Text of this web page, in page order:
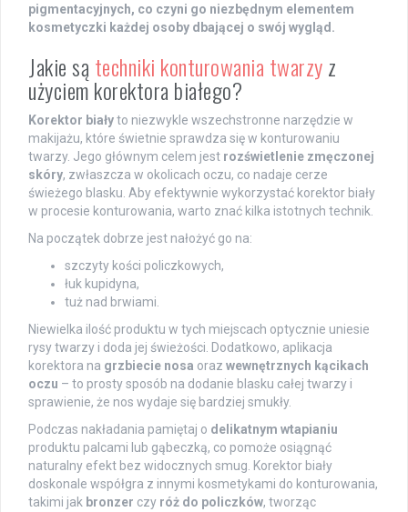
pigmentacyjnych, co czyni go niezbędnym elementem
kosmetyczki każdej osoby dbającej o swój wygląd.
Jakie są techniki konturowania twarzyz
użyciem korektora białego?
Korektor białyto niezwykle wszechstronne narzędzie w
makijażu, które świetnie sprawdza się w konturowaniu
twarzy. Jego głównym celem jest rozświetlenie zmęczonej
skóry, zwłaszcza w okolicach oczu, co nadaje cerze
świeżego blasku. Aby efektywnie wykorzystać korektor biały
w procesie konturowania, warto znać kilka istotnych technik.
Na początek dobrze jest nałożyć go na:
szczyty kości policzkowych,
łuk kupidyna,
tuż nad brwiami.
Niewielka ilość produktu w tych miejscach optycznie uniesie
rysy twarzy i doda jej świeżości. Dodatkowo, aplikacja
korektora na grzbiecie nosa oraz wewnętrznych kącikach
oczu – to prosty sposób na dodanie blasku całej twarzy i
sprawienie, że nos wydaje się bardziej smukły.
Podczas nakładania pamiętaj o delikatnym wtapianiu
produktu palcami lub gąbeczką, co pomoże osiągnąć
naturalny efekt bez widocznych smug. Korektor biały
doskonale współgra z innymi kosmetykami do konturowania,
takimi jak bronzer czy róż do policzków, tworząc